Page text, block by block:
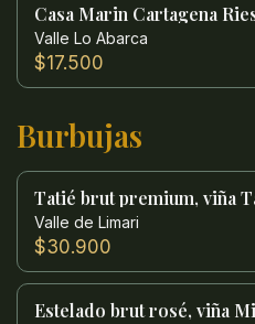
Casa Marin Cartagena
Valle Lo Abarca
$17.500
Burbujas
Tatié brut premium, viña
Valle de Limari
$30.900
Estelado brut rosé, viña